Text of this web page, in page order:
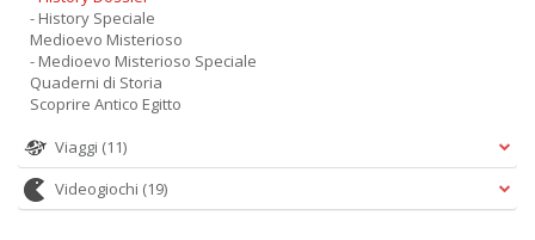
- History Speciale
Medioevo Misterioso
- Medioevo Misterioso Speciale
Quaderni di Storia
Scoprire Antico Egitto
Viaggi (11)
Videogiochi (19)